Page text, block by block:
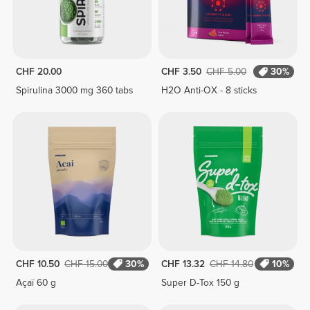
CHF 20.00
Spirulina 3000 mg 360 tabs
CHF 3.50 CHF 5.00
30%
H2O Anti-OX - 8 sticks
CHF 10.50 CHF 15.00
30%
Açaï 60 g
CHF 13.32 CHF 14.80
10%
Super D-Tox 150 g